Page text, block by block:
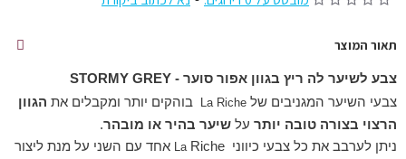
תאור המוצר
צבע לשיער לה ריץ בגוון אפור סוער - STORMY GREY
צבעי השיער המגניבים של
La Riche בוהקים יותר ומקבלים את הגוון
הרצוי בצורה טובה יותר על שיער בהיר או מובהר.
ניתן לערבב את כל צבעי כיווני
Riche אחד עם השני על מנת ליצור